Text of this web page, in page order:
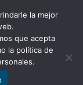
la mejor
que acepta
la política de